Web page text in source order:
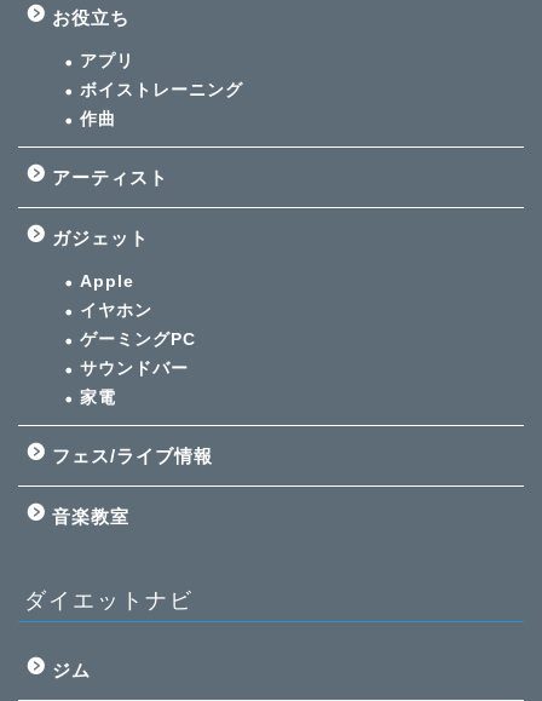
お役立ち
アプリ
ボイストレーニング
作曲
アーティスト
ガジェット
Apple
イヤホン
ゲーミングPC
サウンドバー
家電
フェス/ライブ情報
音楽教室
ダイエットナビ
ジム